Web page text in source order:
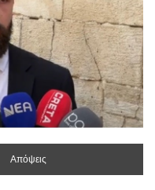
Απόψεις